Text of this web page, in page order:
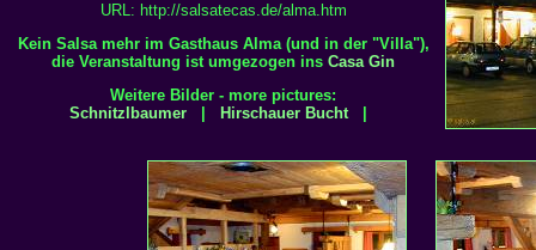
URL: http://salsatecas.de/alma.htm
Kein Salsa mehr im Gasthaus Alma (und in der "Villa"),
die Veranstaltung ist umgezogen ins Casa Gin
Weitere Bilder - more pictures:
Schnitzlbaumer
Hirschauer Bucht|